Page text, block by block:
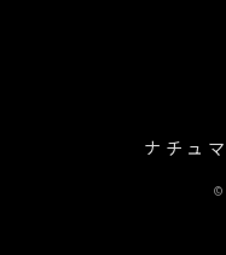
ナチュ
©